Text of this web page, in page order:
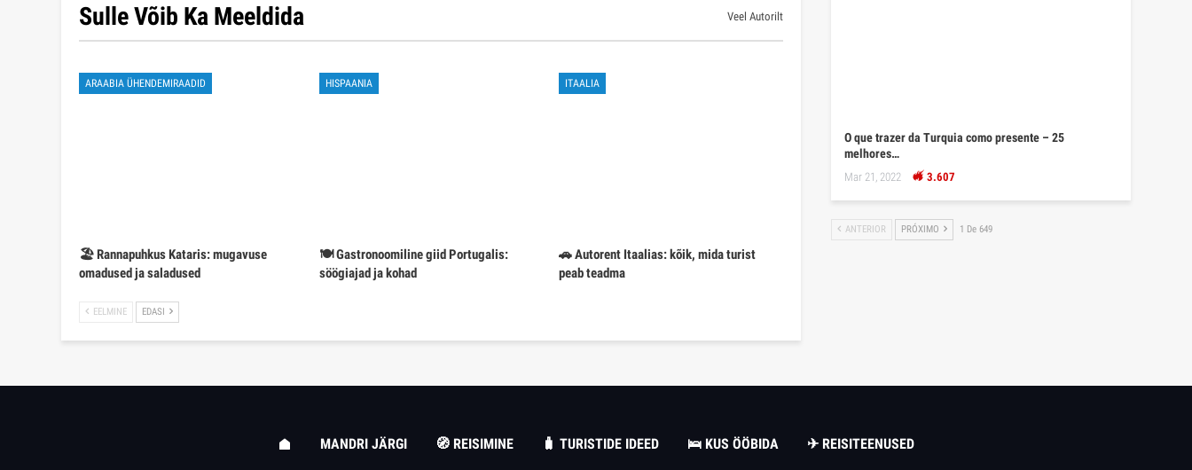
Sulle Võib Ka Meeldida Veel Autorilt
ARAABIA ÜHENDEMIRAADID
🏖️ Rannapuhkus Kataris: mugavuse
omadused ja saladused
HISPAANIA
🍽️ Gastronoomiline giid Portugalis:
söögiajad ja kohad
ITAALIA
🚗 Autorent Itaalias: kõik, mida turist
peab teadma
EELMINE EDASI
O que trazer da Turquia como presente – 25
melhores…
Mar 21, 2022 3.607
ANTERIOR PRÓXIMO 1 De 649
MANDRI JÄRGI 🧭 REISIMINE 🧳 TURISTIDE IDEED 🛌 KUS ÖÖBIDA ✈ REISITEENUSED